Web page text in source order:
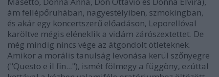
ám fellépőruhában, nagyestélyiben, szmokingban,
és akár egy koncertszerű előadáson, Leporellóval
karöltve mégis eléneklik a vidám zárószextettet. De
még mindig nincs vége az átgondolt ötleteknek.
Amikor a morális tanulság levonása kerül szőnyegre
("Questo e il fin..."), ismét fölmegy a függöny, ezúttal